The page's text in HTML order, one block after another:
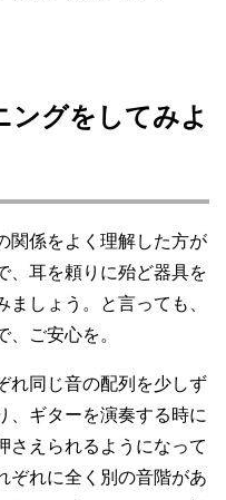
ングをしてみよ
関係をよく理解した方が
、耳を頼りに殆ど器具を
しょう。と言っても、
ご安心を。
れ同じ音の配列を少しず
、ギターを演奏する時に
さえられるようになって
ぞれに全く別の音階があ